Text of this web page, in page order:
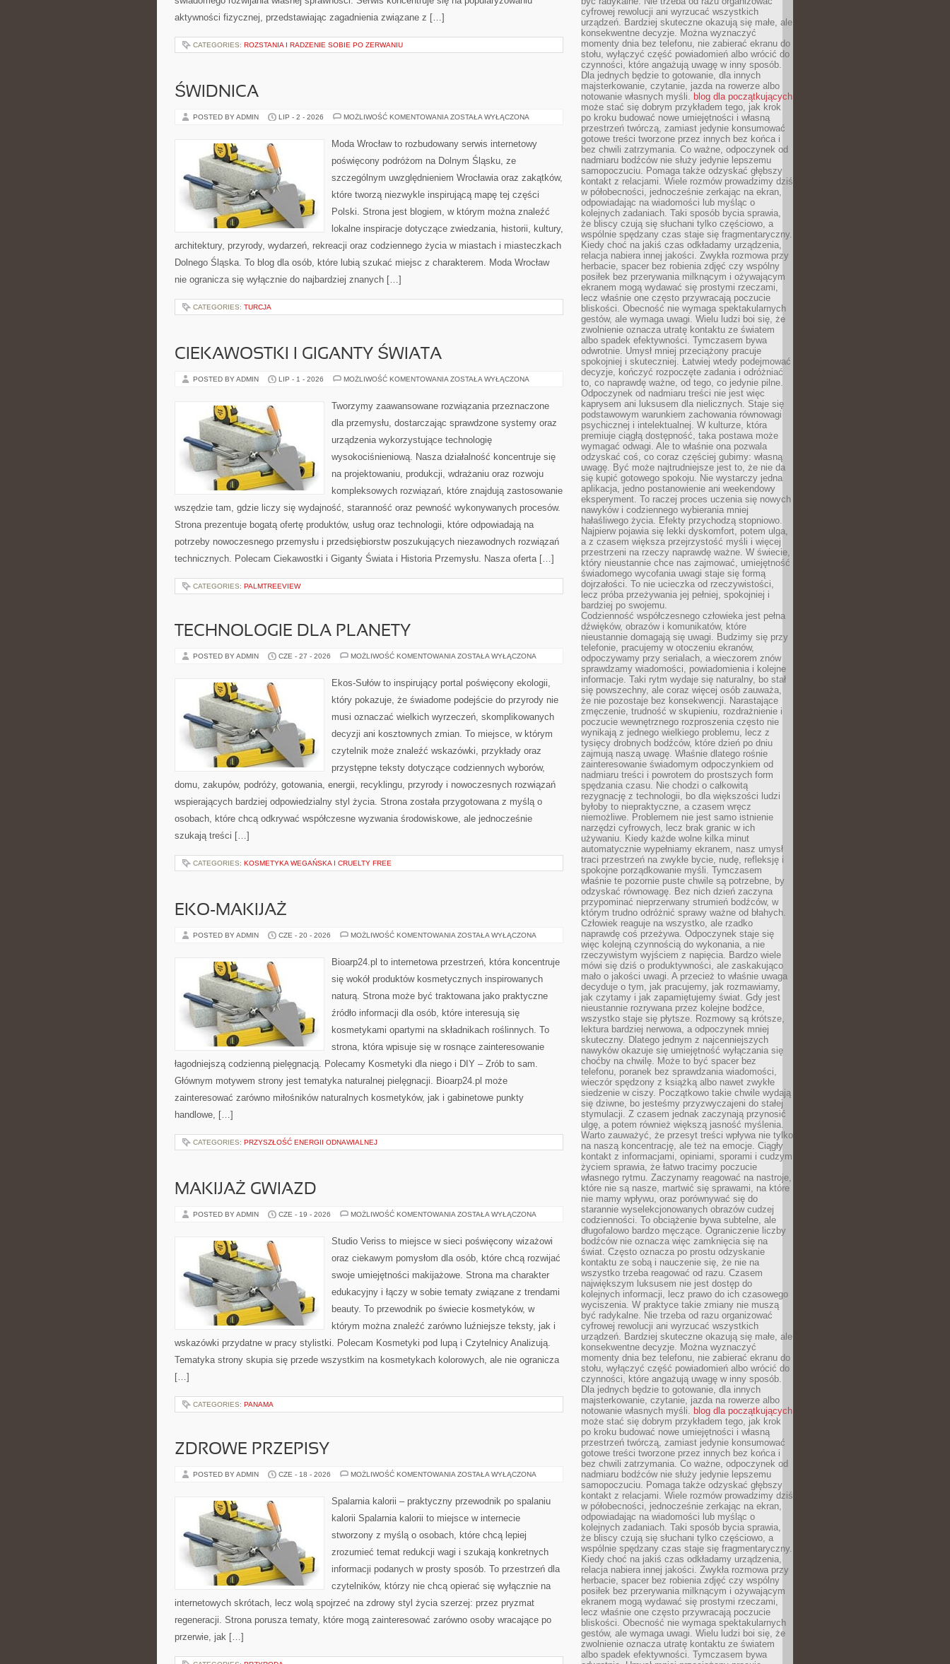
aktywności fizycznej, przedstawiając zagadnienia związane z […]
CATEGORIES: ROZSTANIA I RADZENIE SOBIE PO ZERWANIU
ŚWIDNICA
POSTED BY ADMIN LIP - 2 - 2026 MOŻLIWOŚĆ KOMENTOWANIA ŚWIDNICA
ZOSTAŁA WYŁĄCZONA
Moda Wrocław to rozbudowany serwis internetowy
poświęcony podróżom na Dolnym Śląsku, ze
szczególnym uwzględnieniem Wrocławia oraz zakątków,
które tworzą niezwykle inspirującą mapę tej części
Polski. Strona jest blogiem, w którym można znaleźć
lokalne inspiracje dotyczące zwiedzania, historii, kultury,
architektury, przyrody, wydarzeń, rekreacji oraz codziennego życia w miastach i miasteczkach
Dolnego Śląska. To blog dla osób, które lubią szukać miejsc z charakterem. Moda Wrocław
nie ogranicza się wyłącznie do najbardziej znanych […]
CATEGORIES: TURCJA
CIEKAWOSTKI I GIGANTY ŚWIATA
POSTED BY ADMIN LIP - 1 - 2026 MOŻLIWOŚĆ KOMENTOWANIA CIEKAWOSTKI
ŚWIATA
ZOSTAŁA WYŁĄCZONA
Tworzymy zaawansowane rozwiązania przeznaczone
dla przemysłu, dostarczając sprawdzone systemy oraz
urządzenia wykorzystujące technologię
wysokociśnieniową. Nasza działalność koncentruje się
na projektowaniu, produkcji, wdrażaniu oraz rozwoju
kompleksowych rozwiązań, które znajdują zastosowanie
wszędzie tam, gdzie liczy się wydajność, staranność oraz pewność wykonywanych procesów.
Strona prezentuje bogatą ofertę produktów, usług oraz technologii, które odpowiadają na
potrzeby nowoczesnego przemysłu i przedsiębiorstw poszukujących niezawodnych rozwiązań
technicznych. Polecam Ciekawostki i Giganty Świata i Historia Przemysłu. Nasza oferta […]
CATEGORIES: PALMTREEVIEW
TECHNOLOGIE DLA PLANETY
POSTED BY ADMIN CZE - 27 - 2026 MOŻLIWOŚĆ KOMENTOWANIA TECHNOLOGIE
ZOSTAŁA WYŁĄCZONA
Ekos-Sułów to inspirujący portal poświęcony ekologii,
który pokazuje, że świadome podejście do przyrody nie
musi oznaczać wielkich wyrzeczeń, skomplikowanych
decyzji ani kosztownych zmian. To miejsce, w którym
czytelnik może znaleźć wskazówki, przykłady oraz
przystępne teksty dotyczące codziennych wyborów,
domu, zakupów, podróży, gotowania, energii, recyklingu, przyrody i nowoczesnych rozwiązań
wspierających bardziej odpowiedzialny styl życia. Strona została przygotowana z myślą o
osobach, które chcą odkrywać współczesne wyzwania środowiskowe, ale jednocześnie
szukają treści […]
CATEGORIES: KOSMETYKA WEGAŃSKA I CRUELTY FREE
EKO-MAKIJAŻ
POSTED BY ADMIN CZE - 20 - 2026 MOŻLIWOŚĆ KOMENTOWANIA EKO-
ZOSTAŁA WYŁĄCZONA
Bioarp24.pl to internetowa przestrzeń, która koncentruje
się wokół produktów kosmetycznych inspirowanych
naturą. Strona może być traktowana jako praktyczne
źródło informacji dla osób, które interesują się
kosmetykami opartymi na składnikach roślinnych. To
strona, która wpisuje się w rosnące zainteresowanie
łagodniejszą codzienną pielęgnacją. Polecamy Kosmetyki dla niego i DIY – Zrób to sam.
Głównym motywem strony jest tematyka naturalnej pielęgnacji. Bioarp24.pl może
zainteresować zarówno miłośników naturalnych kosmetyków, jak i gabinetowe punkty
handlowe, […]
CATEGORIES: PRZYSZŁOŚĆ ENERGII ODNAWIALNEJ
MAKIJAŻ GWIAZD
POSTED BY ADMIN CZE - 19 - 2026 MOŻLIWOŚĆ KOMENTOWANIA MAKIJAŻ
ZOSTAŁA WYŁĄCZONA
Studio Veriss to miejsce w sieci poświęcony wizażowi
oraz ciekawym pomysłom dla osób, które chcą rozwijać
swoje umiejętności makijażowe. Strona ma charakter
edukacyjny i łączy w sobie tematy związane z trendami
beauty. To przewodnik po świecie kosmetyków, w
którym można znaleźć zarówno luźniejsze teksty, jak i
wskazówki przydatne w pracy stylistki. Polecam Kosmetyki pod lupą i Czytelnicy Analizują.
Tematyka strony skupia się przede wszystkim na kosmetykach kolorowych, ale nie ogranicza
[…]
CATEGORIES: PANAMA
ZDROWE PRZEPISY
POSTED BY ADMIN CZE - 18 - 2026 MOŻLIWOŚĆ KOMENTOWANIA ZDROWE
ZOSTAŁA WYŁĄCZONA
Spalarnia kalorii – praktyczny przewodnik po spalaniu
kalorii Spalarnia kalorii to miejsce w internecie
stworzony z myślą o osobach, które chcą lepiej
zrozumieć temat redukcji wagi i szukają konkretnych
informacji podanych w prosty sposób. To przestrzeń dla
czytelników, którzy nie chcą opierać się wyłącznie na
internetowych skrótach, lecz wolą spojrzeć na zdrowy styl życia szerzej: przez pryzmat
regeneracji. Strona porusza tematy, które mogą zainteresować zarówno osoby wracające po
przerwie, jak […]
cyfrowej rewolucji ani wyrzucać wszystkich
urządzeń. Bardziej skuteczne okazują się małe, ale
konsekwentne decyzje. Można wyznaczyć
momenty dnia bez telefonu, nie zabierać ekranu do
stołu, wyłączyć część powiadomień albo wrócić do
czynności, które angażują uwagę w inny sposób.
Dla jednych będzie to gotowanie, dla innych
majsterkowanie, czytanie, jazda na rowerze albo
notowanie własnych myśli. blog dla początkujących
może stać się dobrym przykładem tego, jak krok
po kroku budować nowe umiejętności i własną
przestrzeń twórczą, zamiast jedynie konsumować
gotowe treści tworzone przez innych bez końca i
bez chwili zatrzymania. Co ważne, odpoczynek od
nadmiaru bodźców nie służy jedynie lepszemu
samopoczuciu. Pomaga także odzyskać głębszy
kontakt z relacjami. Wiele rozmów prowadzimy dziś
w półobecności, jednocześnie zerkając na ekran,
odpowiadając na wiadomości lub myśląc o
kolejnych zadaniach. Taki sposób bycia sprawia,
że bliscy czują się słuchani tylko częściowo, a
wspólnie spędzany czas staje się fragmentaryczny.
Kiedy choć na jakiś czas odkładamy urządzenia,
relacja nabiera innej jakości. Zwykła rozmowa przy
herbacie, spacer bez robienia zdjęć czy wspólny
posiłek bez przerywania milknącym i ożywającym
ekranem mogą wydawać się prostymi rzeczami,
lecz właśnie one często przywracają poczucie
bliskości. Obecność nie wymaga spektakularnych
gestów, ale wymaga uwagi. Wielu ludzi boi się, że
zwolnienie oznacza utratę kontaktu ze światem
albo spadek efektywności. Tymczasem bywa
odwrotnie. Umysł mniej przeciążony pracuje
spokojniej i skuteczniej. Łatwiej wtedy podejmować
decyzje, kończyć rozpoczęte zadania i odróżniać
to, co naprawdę ważne, od tego, co jedynie pilne.
Odpoczynek od nadmiaru treści nie jest więc
kaprysem ani luksusem dla nielicznych. Staje się
podstawowym warunkiem zachowania równowagi
psychicznej i intelektualnej. W kulturze, która
premiuje ciągłą dostępność, taka postawa może
wymagać odwagi. Ale to właśnie ona pozwala
odzyskać coś, co coraz częściej gubimy: własną
uwagę. Być może najtrudniejsze jest to, że nie da
się kupić gotowego spokoju. Nie wystarczy jedna
aplikacja, jedno postanowienie ani weekendowy
eksperyment. To raczej proces uczenia się nowych
nawyków i codziennego wybierania mniej
hałaśliwego życia. Efekty przychodzą stopniowo.
Najpierw pojawia się lekki dyskomfort, potem ulga,
a z czasem większa przejrzystość myśli i więcej
przestrzeni na rzeczy naprawdę ważne. W świecie,
który nieustannie chce nas zajmować, umiejętność
świadomego wycofania uwagi staje się formą
dojrzałości. To nie ucieczka od rzeczywistości,
lecz próba przeżywania jej pełniej, spokojniej i
bardziej po swojemu.
Codzienność współczesnego człowieka jest pełna
dźwięków, obrazów i komunikatów, które
nieustannie domagają się uwagi. Budzimy się przy
telefonie, pracujemy w otoczeniu ekranów,
odpoczywamy przy serialach, a wieczorem znów
sprawdzamy wiadomości, powiadomienia i kolejne
informacje. Taki rytm wydaje się naturalny, bo stał
się powszechny, ale coraz więcej osób zauważa,
że nie pozostaje bez konsekwencji. Narastające
zmęczenie, trudność w skupieniu, rozdrażnienie i
poczucie wewnętrznego rozproszenia często nie
wynikają z jednego wielkiego problemu, lecz z
tysięcy drobnych bodźców, które dzień po dniu
zajmują naszą uwagę. Właśnie dlatego rośnie
zainteresowanie świadomym odpoczynkiem od
nadmiaru treści i powrotem do prostszych form
spędzania czasu. Nie chodzi o całkowitą
rezygnację z technologii, bo dla większości ludzi
byłoby to niepraktyczne, a czasem wręcz
niemożliwe. Problemem nie jest samo istnienie
narzędzi cyfrowych, lecz brak granic w ich
używaniu. Kiedy każde wolne kilka minut
automatycznie wypełniamy ekranem, nasz umysł
traci przestrzeń na zwykłe bycie, nudę, refleksję i
spokojne porządkowanie myśli. Tymczasem
właśnie te pozornie puste chwile są potrzebne, by
odzyskać równowagę. Bez nich dzień zaczyna
przypominać nieprzerwany strumień bodźców, w
którym trudno odróżnić sprawy ważne od błahych.
Człowiek reaguje na wszystko, ale rzadko
naprawdę coś przeżywa. Odpoczynek staje się
więc kolejną czynnością do wykonania, a nie
rzeczywistym wyjściem z napięcia. Bardzo wiele
mówi się dziś o produktywności, ale zaskakująco
mało o jakości uwagi. A przecież to właśnie uwaga
decyduje o tym, jak pracujemy, jak rozmawiamy,
jak czytamy i jak zapamiętujemy świat. Gdy jest
nieustannie rozrywana przez kolejne bodźce,
wszystko staje się płytsze. Rozmowy są krótsze,
lektura bardziej nerwowa, a odpoczynek mniej
skuteczny. Dlatego jednym z najcenniejszych
nawyków okazuje się umiejętność wyłączania się
choćby na chwilę. Może to być spacer bez
telefonu, poranek bez sprawdzania wiadomości,
wieczór spędzony z książką albo nawet zwykłe
siedzenie w ciszy. Początkowo takie chwile wydają
się dziwne, bo jesteśmy przyzwyczajeni do stałej
stymulacji. Z czasem jednak zaczynają przynosić
ulgę, a potem również większą jasność myślenia.
Warto zauważyć, że przesyt treści wpływa nie tylko
na naszą koncentrację, ale też na emocje. Ciągły
kontakt z informacjami, opiniami, sporami i cudzym
życiem sprawia, że łatwo tracimy poczucie
własnego rytmu. Zaczynamy reagować na nastroje,
które nie są nasze, martwić się sprawami, na które
nie mamy wpływu, oraz porównywać się do
starannie wyselekcjonowanych obrazów cudzej
codzienności. To obciążenie bywa subtelne, ale
długofalowo bardzo męczące. Ograniczenie liczby
bodźców nie oznacza więc zamknięcia się na
świat. Często oznacza po prostu odzyskanie
kontaktu ze sobą i nauczenie się, że nie na
wszystko trzeba reagować od razu. Czasem
największym luksusem nie jest dostęp do
kolejnych informacji, lecz prawo do ich czasowego
wyciszenia. W praktyce takie zmiany nie muszą
być radykalne. Nie trzeba od razu organizować
cyfrowej rewolucji ani wyrzucać wszystkich
urządzeń. Bardziej skuteczne okazują się małe, ale
konsekwentne decyzje. Można wyznaczyć
momenty dnia bez telefonu, nie zabierać ekranu do
stołu, wyłączyć część powiadomień albo wrócić do
czynności, które angażują uwagę w inny sposób.
Dla jednych będzie to gotowanie, dla innych
majsterkowanie, czytanie, jazda na rowerze albo
notowanie własnych myśli. blog dla początkujących
może stać się dobrym przykładem tego, jak krok
po kroku budować nowe umiejętności i własną
przestrzeń twórczą, zamiast jedynie konsumować
gotowe treści tworzone przez innych bez końca i
bez chwili zatrzymania. Co ważne, odpoczynek od
nadmiaru bodźców nie służy jedynie lepszemu
samopoczuciu. Pomaga także odzyskać głębszy
kontakt z relacjami. Wiele rozmów prowadzimy dziś
w półobecności, jednocześnie zerkając na ekran,
odpowiadając na wiadomości lub myśląc o
kolejnych zadaniach. Taki sposób bycia sprawia,
że bliscy czują się słuchani tylko częściowo, a
wspólnie spędzany czas staje się fragmentaryczny.
Kiedy choć na jakiś czas odkładamy urządzenia,
relacja nabiera innej jakości. Zwykła rozmowa przy
herbacie, spacer bez robienia zdjęć czy wspólny
posiłek bez przerywania milknącym i ożywającym
ekranem mogą wydawać się prostymi rzeczami,
lecz właśnie one często przywracają poczucie
bliskości. Obecność nie wymaga spektakularnych
gestów, ale wymaga uwagi. Wielu ludzi boi się, że
zwolnienie oznacza utratę kontaktu ze światem
albo spadek efektywności. Tymczasem bywa